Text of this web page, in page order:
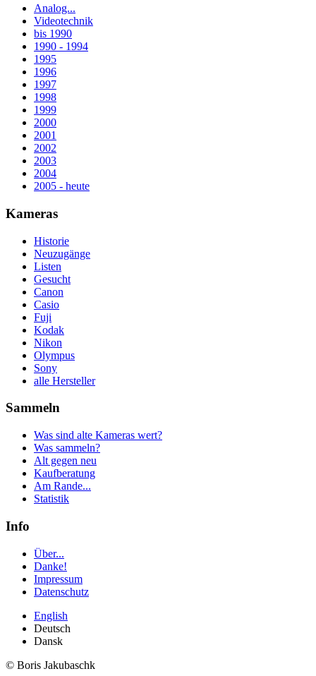
Analog...
Videotechnik
bis 1990
1990 - 1994
1995
1996
1997
1998
1999
2000
2001
2002
2003
2004
2005 - heute
Kameras
Historie
Neuzugänge
Listen
Gesucht
Canon
Casio
Fuji
Kodak
Nikon
Olympus
Sony
alle Hersteller
Sammeln
Was sind alte Kameras wert?
Was sammeln?
Alt gegen neu
Kaufberatung
Am Rande...
Statistik
Info
Über...
Danke!
Impressum
Datenschutz
English
Deutsch
Dansk
© Boris Jakubaschk